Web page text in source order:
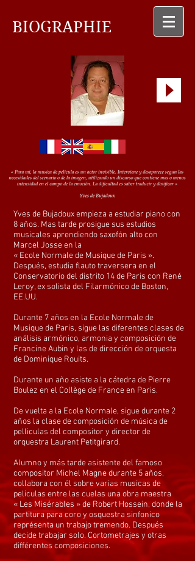
Yves de Bujadoux empieza a estudiar piano con
8 años. Mas tarde prosigue sus estudios
musicales aprendiendo saxofón alto con
Marcel Josse en la
« Ecole Normale de Musique de Paris ».
Después, estudia flauto traversera en el
Conservatorio del distrito 14 de Paris con René
Leroy, ex solista del Filarmónico de Boston,
EE.UU.
Durante 7 años en la Ecole Normale de
Musique de Paris, sigue las diferentes clases de
análisis armónico, armonia y composición de
Francine Aubin y las de dirección de orquesta
de Dominique Rouits.
Durante un año asiste a la cátedra de Pierre
Boulez en el Collège de France en Paris.
De vuelta a la Ecole Normale, sigue durante 2
años la clase de composición de música de
pelliculas del compositor y director de
orquestra Laurent Petitgirard.
Alumno y más tarde asistente del famoso
compositor Michel Magne durante 5 años,
collabora con él sobre varias musicas de
peliculas entre las cuelas una obra maestra
« Les Misérables » de Robert Hossein, donde la
partitura para coro y osquestra sinfonico
représenta un trabajo tremendo. Después
decide trabajar solo. Cortometrajes y otras
différentes composiciones.
BIOGRAPHIE